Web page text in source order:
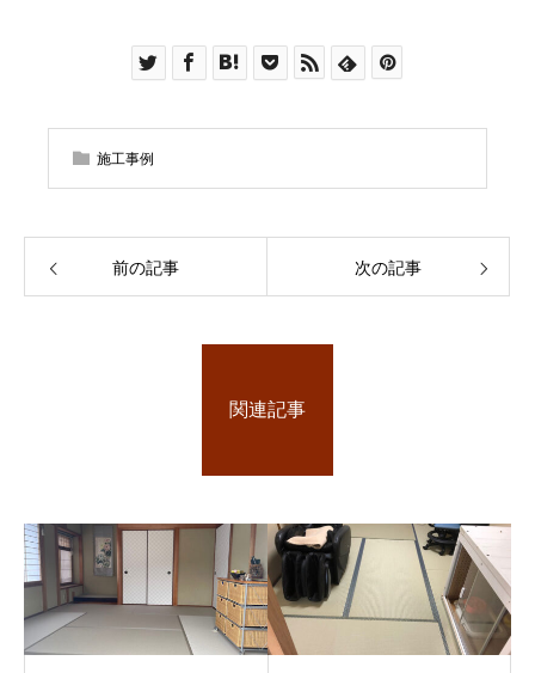
施工事例
前の記事 次の記事
関連記事